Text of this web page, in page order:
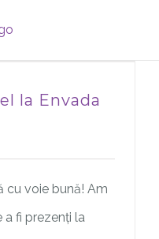
la Envada
cu voie bună! Am
fi prezenți la